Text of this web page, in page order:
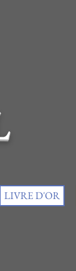
LIVRE D'OR